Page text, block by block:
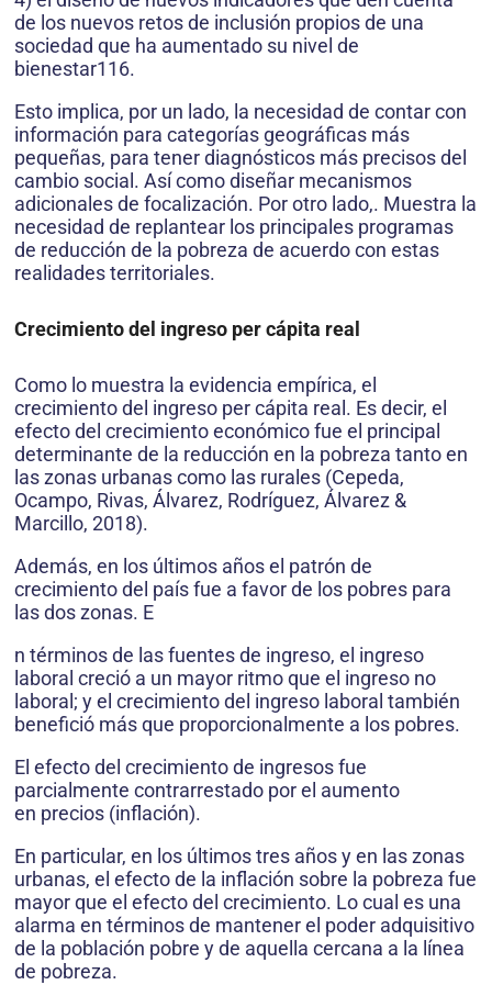
de los nuevos retos de inclusión propios de una
sociedad que ha aumentado su nivel de
bienestar116.
Esto implica, por un lado, la necesidad de contar con
información para categorías geográficas más
pequeñas, para tener diagnósticos más precisos del
cambio social. Así como diseñar mecanismos
adicionales de focalización. Por otro lado,. Muestra la
necesidad de replantear los principales programas
de reducción de la pobreza de acuerdo con estas
realidades territoriales.
Crecimiento del ingreso per cápita real
Como lo muestra la evidencia empírica, el
crecimiento del ingreso per cápita real. Es decir, el
efecto del crecimiento económico fue el principal
determinante de la reducción en la pobreza tanto en
las zonas urbanas como las rurales (Cepeda,
Ocampo, Rivas, Álvarez, Rodríguez, Álvarez &
Marcillo, 2018).
Además, en los últimos años el patrón de
crecimiento del país fue a favor de los pobres para
las dos zonas. E
n términos de las fuentes de ingreso, el ingreso
laboral creció a un mayor ritmo que el ingreso no
laboral; y el crecimiento del ingreso laboral también
benefició más que proporcionalmente a los pobres.
El efecto del crecimiento de ingresos fue
parcialmente contrarrestado por el aumento
en precios (inflación).
En particular, en los últimos tres años y en las zonas
urbanas, el efecto de la inflación sobre la pobreza fue
mayor que el efecto del crecimiento. Lo cual es una
alarma en términos de mantener el poder adquisitivo
de la población pobre y de aquella cercana a la línea
de pobreza.